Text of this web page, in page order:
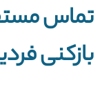
تماس
بازکنی